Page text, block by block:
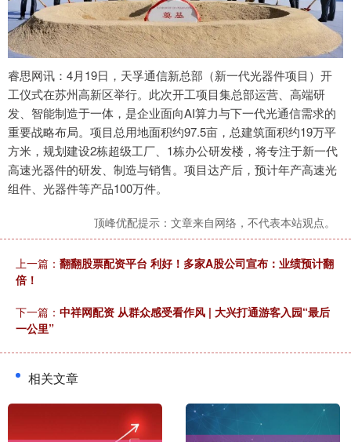
睿思网讯：4月19日，天孚通信新总部（新一代光器件项目）开
工仪式在苏州高新区举行。此次开工项目集总部运营、高端研
发、智能制造于一体，是企业面向AI算力与下一代光通信需求的
重要战略布局。项目总用地面积约97.5亩，总建筑面积约19万平
方米，规划建设2栋超级工厂、1栋办公研发楼，将专注于新一代
高速光器件的研发、制造与销售。项目达产后，预计年产高速光
组件、光器件等产品100万件。
顶峰优配提示：文章来自网络，不代表本站观点。
上一篇： 翻翻股票配资平台 利好！多家A股公司宣布：业绩预计翻
倍！
下一篇： 中祥网配资 从群众感受看作风 | 大兴打通游客入园“最后
一公里”
相关文章